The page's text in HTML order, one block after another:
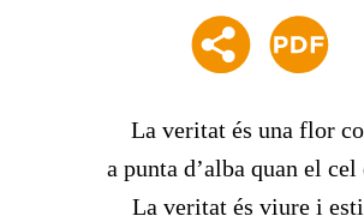
La veritat és una flor
a punta d’alba quan el cel
La veritat és viure i